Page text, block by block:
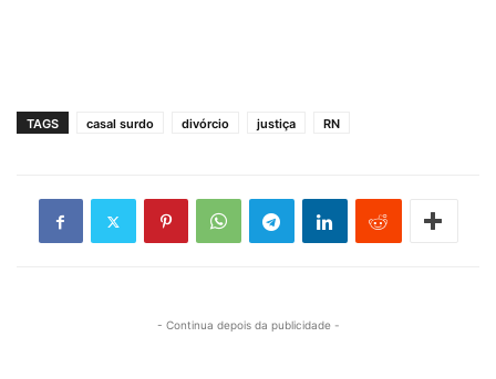
TAGS casal surdo divórcio justiça RN
- Continua depois da publicidade -